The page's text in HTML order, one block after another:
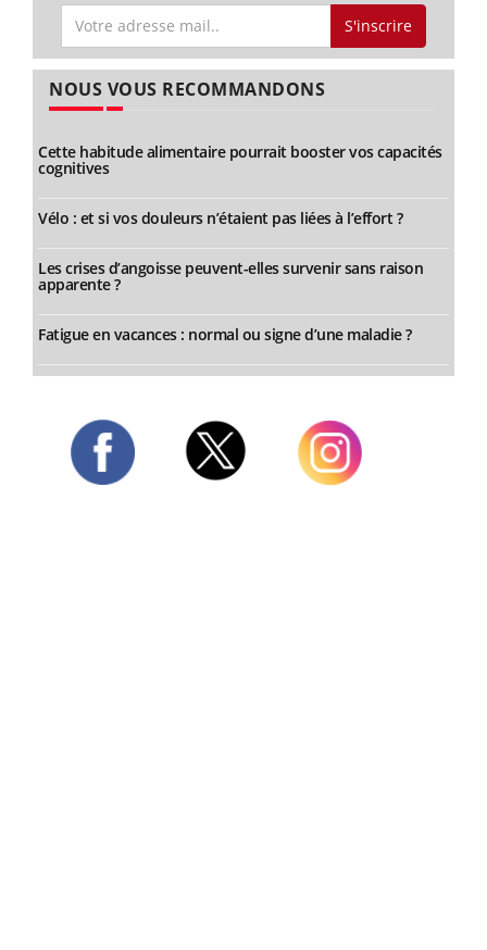
S'inscrire
NOUS VOUS RECOMMANDONS
Cette habitude alimentaire pourrait booster vos capacités
cognitives
Vélo : et si vos douleurs n’étaient pas liées à l’effort ?
Les crises d’angoisse peuvent-elles survenir sans raison
apparente ?
Fatigue en vacances : normal ou signe d’une maladie ?